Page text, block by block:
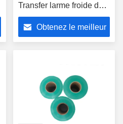
Transfer larme froide de
135 degrés
Obtenez le meilleur